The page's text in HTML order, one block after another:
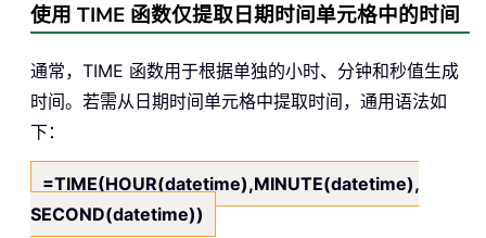
使用 TIME 函数仅提取日期时间单元格中的时间
通常，TIME 函数用于根据单独的小时、分钟和秒值生成
时间。若需从日期时间单元格中提取时间，通用语法如
下：
=TIME(HOUR(datetime),MINUTE(datetime),
SECOND(datetime))